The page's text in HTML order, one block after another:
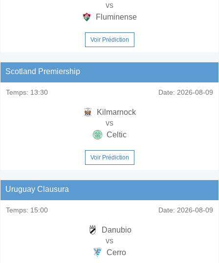
vs
Fluminense
Voir Prédiction
Scotland Premiership
Temps: 13:30 Date: 2026-08-09
Kilmarnock
vs
Celtic
Voir Prédiction
Uruguay Clausura
Temps: 15:00 Date: 2026-08-09
Danubio
vs
Cerro